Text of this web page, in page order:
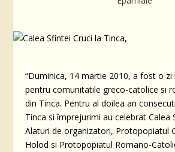
“Duminica, 14 martie 2010, a fost o zi
pentru comunitatile greco-catolice si
din Tinca. Pentru al doilea an
Tinca si împrejurimi au celebrat Calea
Alaturi de organizatori, Protopopiatul
Holod si Protopopiatul Romano-